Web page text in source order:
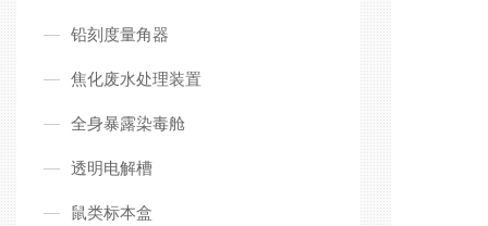
铅刻度量角器
焦化废水处理装置
全身暴露染毒舱
透明电解槽
鼠类标本盒